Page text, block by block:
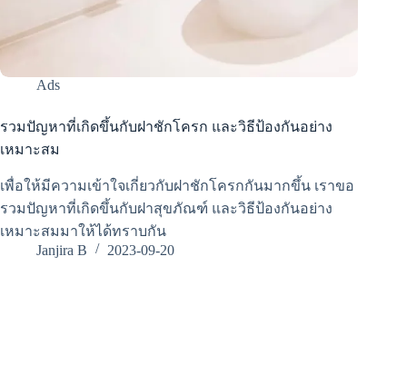
Ads
รวมปัญหาที่เกิดขึ้นกับฝาชักโครก และวิธีป้องกันอย่าง
เหมาะสม
เพื่อให้มีความเข้าใจเกี่ยวกับฝาชักโครกกันมากขึ้น เราขอ
รวมปัญหาที่เกิดขึ้นกับฝาสุขภัณฑ์ และวิธีป้องกันอย่าง
เหมาะสมมาให้ได้ทราบกัน
Janjira B
2023-09-20